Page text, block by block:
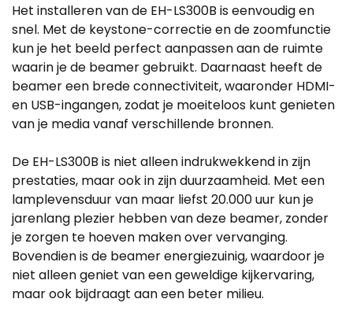
Het installeren van de EH-LS300B is eenvoudig en
snel. Met de keystone-correctie en de zoomfunctie
kun je het beeld perfect aanpassen aan de ruimte
waarin je de beamer gebruikt. Daarnaast heeft de
beamer een brede connectiviteit, waaronder HDMI-
en USB-ingangen, zodat je moeiteloos kunt genieten
van je media vanaf verschillende bronnen.
De EH-LS300B is niet alleen indrukwekkend in zijn
prestaties, maar ook in zijn duurzaamheid. Met een
lamplevensduur van maar liefst 20.000 uur kun je
jarenlang plezier hebben van deze beamer, zonder
je zorgen te hoeven maken over vervanging.
Bovendien is de beamer energiezuinig, waardoor je
niet alleen geniet van een geweldige kijkervaring,
maar ook bijdraagt aan een beter milieu.